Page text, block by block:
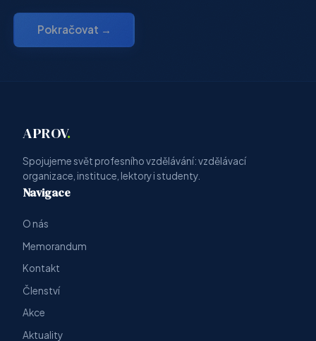
Pokračovat →
APROV.
Spojujeme svět profesního vzdělávání: vzdělávací
organizace, instituce, lektory i studenty.
Navigace
O nás
Memorandum
Kontakt
Členství
Akce
Aktuality